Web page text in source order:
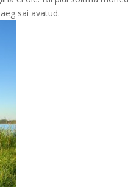
sai avatud.